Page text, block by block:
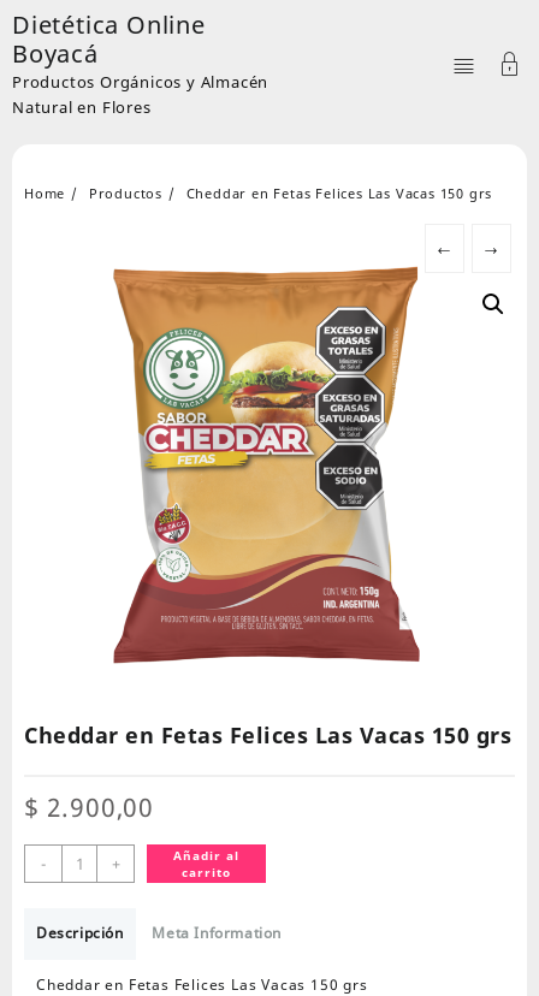
Skip
to
content
Dietética Online
Boyacá
Productos Orgánicos y Almacén
Natural en Flores
Home Productos Cheddar en Fetas Felices Las Vacas 150 grs
← →
Cheddar en Fetas Felices Las Vacas 150 grs
$ 2.900,00
-
Cheddar
en
Felices
Vacas
+
Añadir al
carrito
Descripción Meta Information
Cheddar en Fetas Felices Las Vacas 150 grs